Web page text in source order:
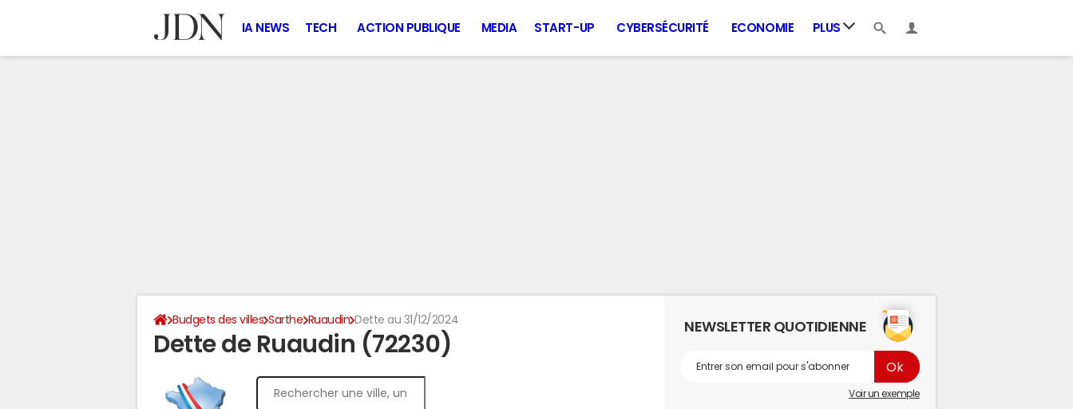
IA NEWS TECH ACTION PUBLIQUE MEDIA START-UP CYBERSÉCURITÉ ECONOMIE PLUS
Budgets des villes Sarthe Ruaudin Dette au 31/12/2024
Dette de Ruaudin (72230)
NEWSLETTER QUOTIDIENNE
Voir un exemple